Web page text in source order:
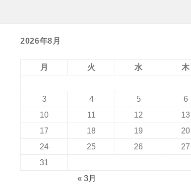
2026年8月
月 火 水 木
3
4 5 6
10
11 12 13
17
18 19 20
24
25 26 27
31
« 3月